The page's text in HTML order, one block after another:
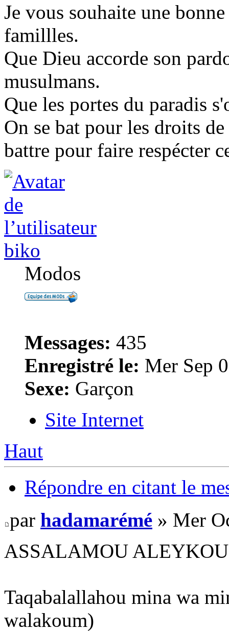
Je vous souhaite une
famillles.
Que Dieu accorde son
musulmans.
Que les portes du paradis
On se bat pour les droits
battre pour faire respécter
biko
Modos
Messages: 435
Enregistré le: Mer Sep
Sexe: Garçon
Site Internet
Haut
Répondre en citant le
par hadamarémé » Mer
ASSALAMOU
Taqabalallahou mina wa
walakoum)